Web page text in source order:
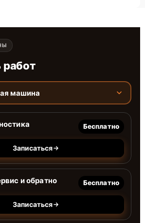
работ
машина
Бесплатно
Записаться
и обратно Бесплатно
Записаться